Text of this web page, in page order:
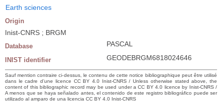
Earth sciences
Origin
Inist-CNRS ; BRGM
Database PASCAL
INIST identifier GEODEBRGM6818024646
Sauf mention contraire ci-dessus, le contenu de cette notice bibliographique peut être utilisé
dans le cadre d’une licence CC BY 4.0 Inist-CNRS / Unless otherwise stated above, the
content of this bibliographic record may be used under a CC BY 4.0 licence by Inist-CNRS /
A menos que se haya señalado antes, el contenido de este registro bibliográfico puede ser
utilizado al amparo de una licencia CC BY 4.0 Inist-CNRS